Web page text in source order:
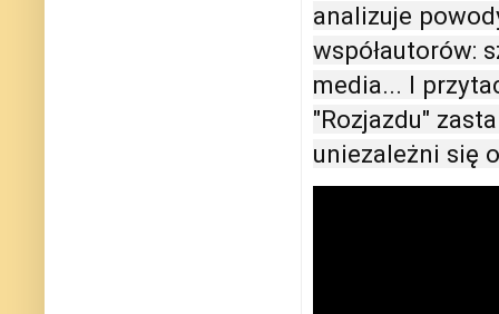
analizuje
współautorów:
media... I
"Rozjazdu"
uniezależni się